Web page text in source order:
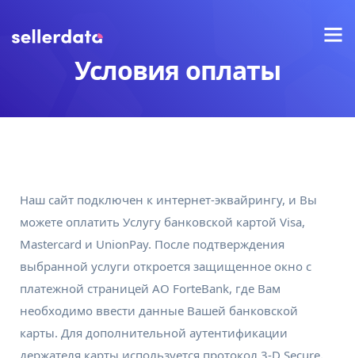
Условия оплаты
Наш сайт подключен к интернет-эквайрингу, и Вы
можете оплатить Услугу банковской картой Visa,
Mastercard и UnionPay. После подтверждения
выбранной услуги откроется защищенное окно с
платежной страницей АО ForteBank, где Вам
необходимо ввести данные Вашей банковской
карты. Для дополнительной аутентификации
держателя карты используется протокол 3-D Secure.